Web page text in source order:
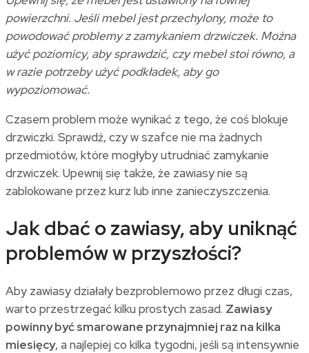
powierzchni. Jeśli mebel jest przechylony, może to
powodować problemy z zamykaniem drzwiczek. Można
użyć poziomicy, aby sprawdzić, czy mebel stoi równo, a
w razie potrzeby użyć podkładek, aby go
wypoziomować.
Czasem problem może wynikać z tego, że coś blokuje
drzwiczki. Sprawdź, czy w szafce nie ma żadnych
przedmiotów, które mogłyby utrudniać zamykanie
drzwiczek. Upewnij się także, że zawiasy nie są
zablokowane przez kurz lub inne zanieczyszczenia.
Jak dbać o zawiasy, aby uniknąć
problemów w przyszłości?
Aby zawiasy działały bezproblemowo przez długi czas,
warto przestrzegać kilku prostych zasad. Zawiasy
powinny być smarowane przynajmniej raz na kilka
miesięcy, a najlepiej co kilka tygodni, jeśli są intensywnie